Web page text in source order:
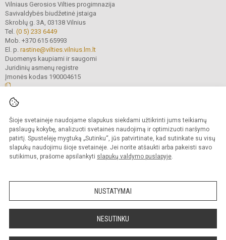
Šioje svetainėje naudojame slapukus siekdami užtikrinti jums teikiamų
paslaugų kokybę, analizuoti svetainės naudojimą ir optimizuoti naršymo
patirtį. Spustelėję mygtuką „Sutinku“, jūs patvirtinate, kad sutinkate su visų
slapukų naudojimu šioje svetainėje. Jei norite atšaukti arba pakeisti savo
sutikimus, prašome apsilankyti slapukų valdymo puslapyje.
NUSTATYMAI
NESUTINKU
Vilniaus Gerosios Vilties progimnazija
Savivaldybės biudžetinė įstaiga
Skroblų g. 3A, 03138 Vilnius
Tel. (0 5) 233 6449
Mob. +370 615 65993
El. p. rastine@vilties.vilnius.lm.lt
Duomenys kaupiami ir saugomi
Juridinių asmenų registre
Įmonės kodas 190004615
Kopijuoti turinį be raštiško progimnazijos administracijos sutikimo griežtai
draudžiama.
Prieinamumo paraiška Slapukų valdymas
Sumanus būdas atnaujinti